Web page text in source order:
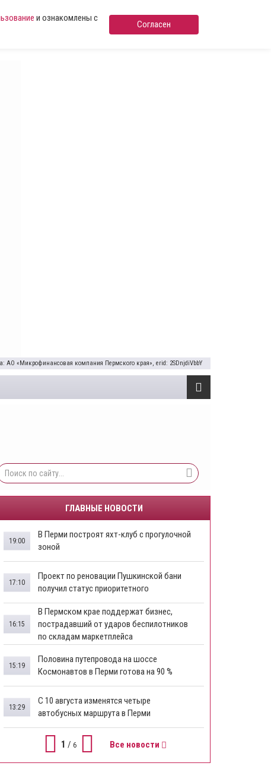
и ознакомлены с
Согласен
АО «Микрофинансовая компания Пермского края», erid: 2SDnjdiVbbY
ГЛАВНЫЕ НОВОСТИ
В Перми построят яхт-клуб с прогулочной
зоной
19:00
​Проект по реновации Пушкинской бани
получил статус приоритетного
17:10
​В Пермском крае поддержат бизнес,
пострадавший от ударов беспилотников
по складам маркетплейса
16:15
​Половина путепровода на шоссе
Космонавтов в Перми готова на 90 %
15:19
​С 10 августа изменятся четыре
автобусных маршрута в Перми
13:29
1 / 6 Все новости